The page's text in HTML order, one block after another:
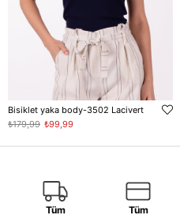
Bisiklet yaka body-3502 Lacivert
₺99,99
₺179,99
Tüm
Tüm